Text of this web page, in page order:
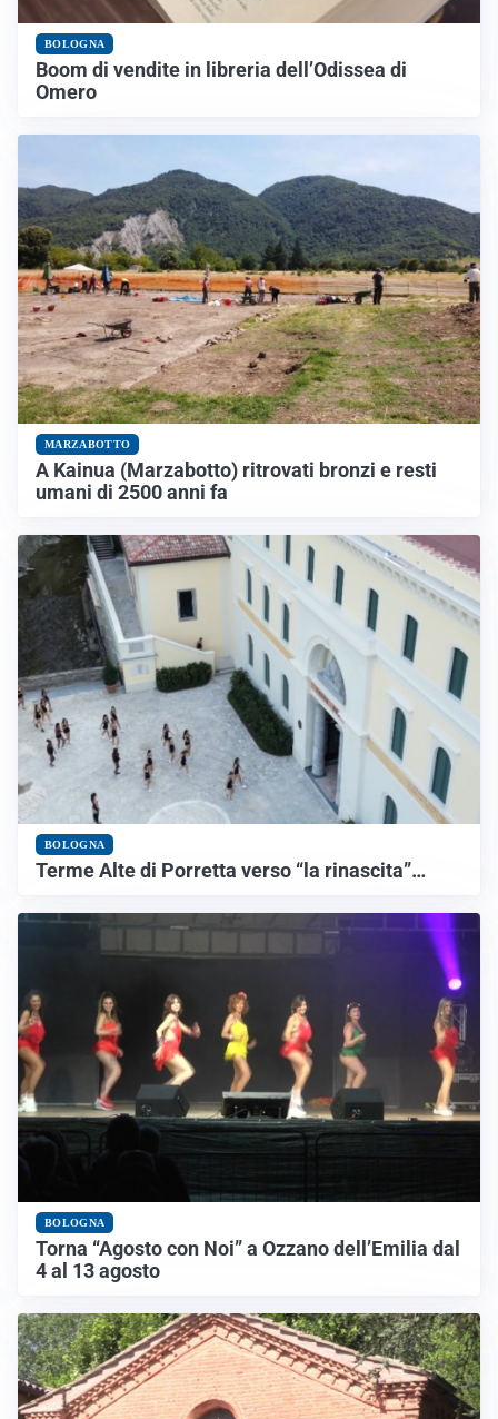
BOLOGNA
Boom di vendite in libreria dell’Odissea di
Omero
MARZABOTTO
A Kainua (Marzabotto) ritrovati bronzi e resti
umani di 2500 anni fa
BOLOGNA
Terme Alte di Porretta verso “la rinascita”…
BOLOGNA
Torna “Agosto con Noi” a Ozzano dell’Emilia dal
4 al 13 agosto